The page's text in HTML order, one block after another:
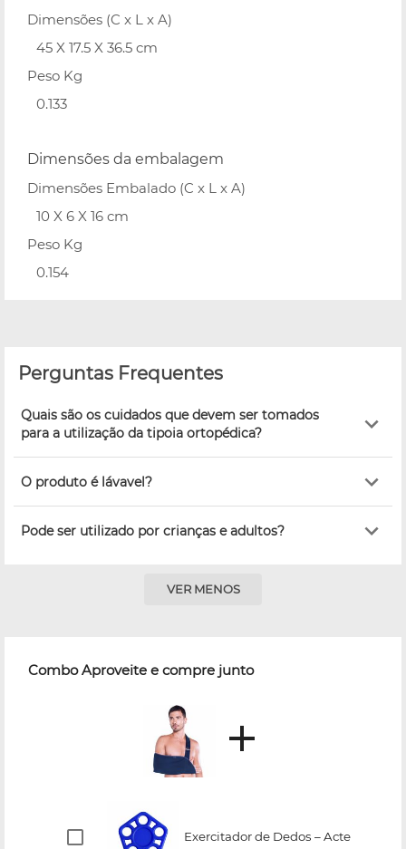
Dimensões (C x L x A)
45 X 17.5 X 36.5 cm
Peso Kg
0.133
Dimensões da embalagem
Dimensões Embalado (C x L x A)
10 X 6 X 16 cm
Peso Kg
0.154
Perguntas Frequentes
Quais são os cuidados que devem ser tomados
para a utilização da tipoia ortopédica?
O produto é lávavel?
Pode ser utilizado por crianças e adultos?
VER MENOS
Combo Aproveite e compre junto
Exercitador de Dedos – Acte